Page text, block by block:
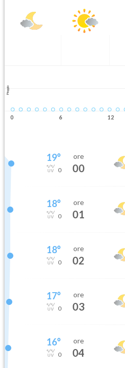
Pioggia
0 6 12
19°
0
ore
00
18°
0
ore
01
18°
0
ore
02
17°
0
ore
03
16°
0
ore
04